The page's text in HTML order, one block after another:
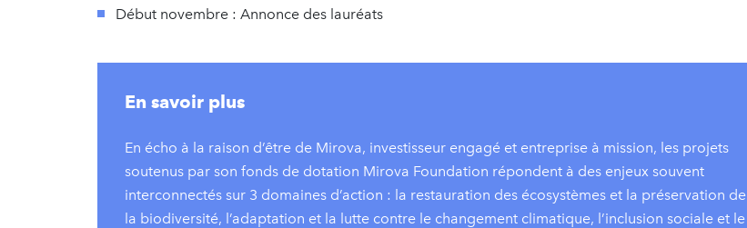
Début novembre : Annonce des lauréats
En savoir plus
En écho à la raison d’être de Mirova, investisseur engagé et entreprise à mission, les projets
soutenus par son fonds de dotation Mirova Foundation répondent à des enjeux souvent
interconnectés sur 3 domaines d’action : la restauration des écosystèmes et la préservation de
la biodiversité, l’adaptation et la lutte contre le changement climatique, l’inclusion sociale et le